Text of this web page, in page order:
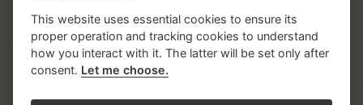
This website uses essential cookies to ensure its
proper operation and tracking cookies to understand
how you interact with it. The latter will be set only after
consent. Let me choose.